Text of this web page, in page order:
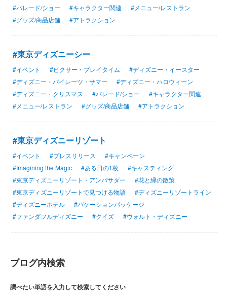
#パレード/ショー
#キャラクター関連
#メニュー/レストラン
#グッズ/商品店舗
#アトラクション
#東京ディズニーシー
#イベント #ピクサー・プレイタイム
#ディズニー・イースター
#ディズニー・パイレーツ・サマー
#ディズニー・ハロウィーン
#ディズニー・クリスマス
#パレード/ショー
#キャラクター関連
#メニュー/レストラン
#グッズ/商品店舗 #アトラクション
#東京ディズニーリゾート
#イベント #プレスリリース
#キャンペーン
#Imagining the Magic
#ある日の1枚
#キャスティング
#東京ディズニーリゾート・アンバサダー
#花と緑の散策
#東京ディズニーリゾートで見つける物語
#ディズニーリゾートライン
#ディズニーホテル
#バケーションパッケージ
#ファンダフルディズニー
#クイズ #ウォルト・ディズニー
ブログ内検索
調べたい単語を入力して検索してください